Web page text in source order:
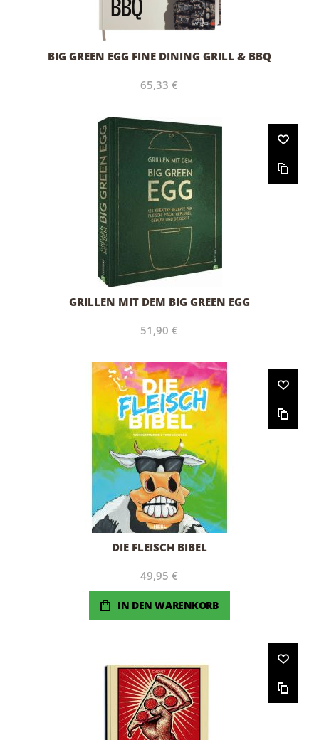
BIG GREEN EGG FINE DINING GRILL & BBQ
65,33 €
GRILLEN MIT DEM BIG GREEN EGG
51,90 €
DIE FLEISCH BIBEL
49,95 €
IN DEN WARENKORB